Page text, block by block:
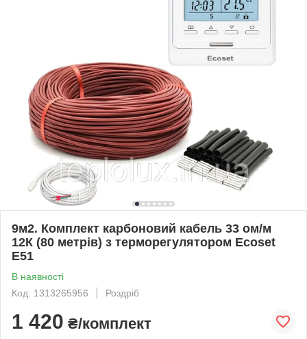
9м2. Комплект карбоновий кабель 33 ом/м
12К (80 метрів) з терморегулятором Ecoset
Е51
В наявності
Код: 1313265956
Роздріб
1 420 ₴/комплект